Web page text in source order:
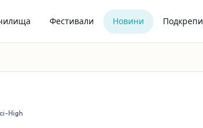
Фестивали Новини Подкрепи
High